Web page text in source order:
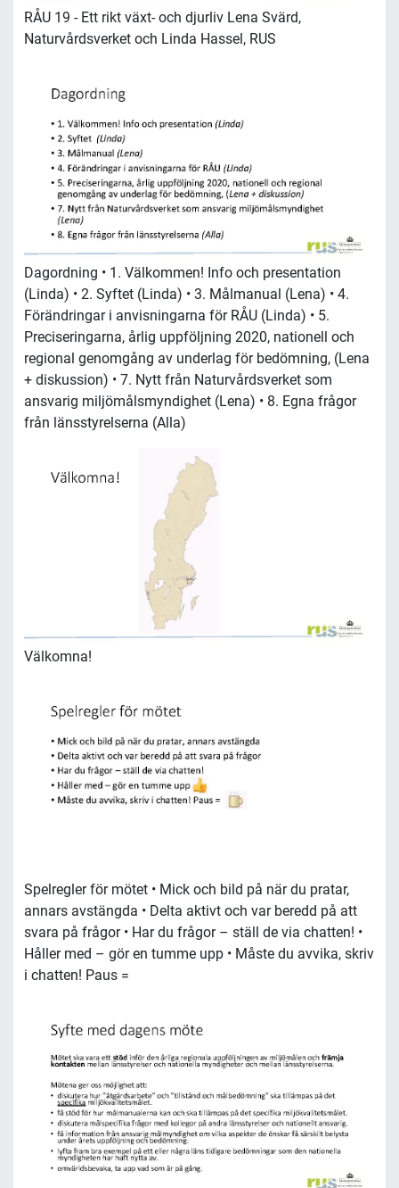
RÅU 19 - Ett rikt växt- och djurliv Lena Svärd,
Naturvårdsverket och Linda Hassel, RUS
Dagordning • 1. Välkommen! Info och presentation
(Linda) • 2. Syftet (Linda) • 3. Målmanual (Lena) • 4.
Förändringar i anvisningarna för RÅU (Linda) • 5.
Preciseringarna, årlig uppföljning 2020, nationell och
regional genomgång av underlag för bedömning, (Lena
+ diskussion) • 7. Nytt från Naturvårdsverket som
ansvarig miljömålsmyndighet (Lena) • 8. Egna frågor
från länsstyrelserna (Alla)
Välkomna!
Spelregler för mötet • Mick och bild på när du pratar,
annars avstängda • Delta aktivt och var beredd på att
svara på frågor • Har du frågor – ställ de via chatten! •
Håller med – gör en tumme upp • Måste du avvika, skriv
i chatten! Paus =